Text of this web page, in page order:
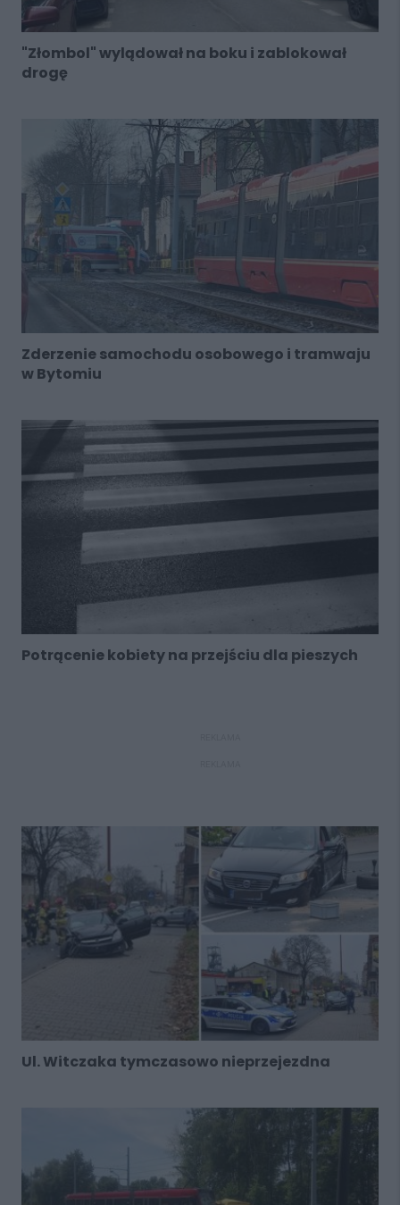
"Złombol" wylądował na boku i zablokował
drogę
Zderzenie samochodu osobowego i tramwaju
w Bytomiu
Potrącenie kobiety na przejściu dla pieszych
Ul. Witczaka tymczasowo nieprzejezdna